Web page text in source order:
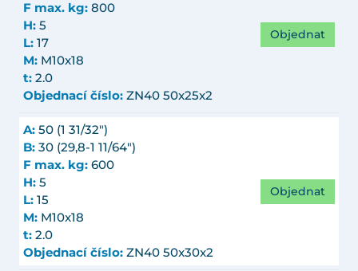
F max. kg: 800
H: 5
L: 17
M: M10x18
t: 2.0
Objednací číslo: ZN40 50x25x2
Objednat
A: 50 (1 31/32")
B: 30 (29,8-1 11/64")
F max. kg: 600
H: 5
L: 15
M: M10x18
t: 2.0
Objednací číslo: ZN40 50x30x2
Objednat